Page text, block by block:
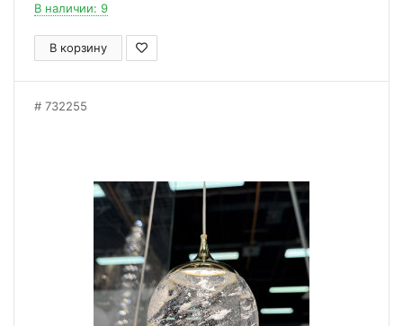
В наличии: 9
В корзину
732255